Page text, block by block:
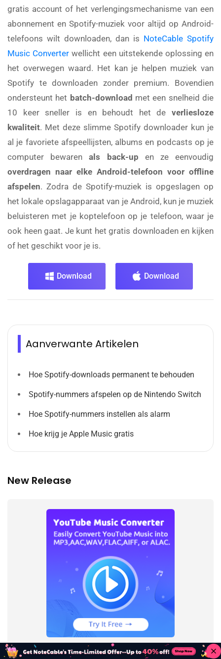
gratis account of het verlengingsmechanisme van een
abonnement en Spotify-muziek voor altijd op Android-
telefoons wilt downloaden, dan is NoteCable Spotify
Music Converter wellicht een uitstekende oplossing en
het overwegen waard. Het kan je helpen muziek van
Spotify te downloaden zonder premium. Bovendien
ondersteunt het batch-download met een snelheid die
10 keer sneller is en behoudt het de verliesloze
kwaliteit. Met deze slimme Spotify downloader kun je
al je favoriete afspeellijsten, albums en podcasts op je
computer bewarenals back-up en ze eenvoudig
overdragen naar elke Android-telefoon voor offline
afspelen. Zodra de Spotify-muziek is opgeslagen op
het lokale opslagapparaat van je Android, kun je muziek
beluisteren met je koptelefoon op je telefoon, waar je
ook heen gaat. Je kunt het gratis downloaden en kijken
of het geschikt voor je is.
Download Download
Aanverwante Artikelen
Hoe Spotify-downloads permanent te behouden
Spotify-nummers afspelen op de Nintendo Switch
Hoe Spotify-nummers instellen als alarm
Hoe krijg je Apple Music gratis
New Release